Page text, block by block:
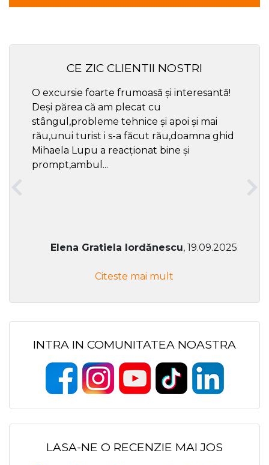
CE ZIC CLIENTII NOSTRI
O excursie foarte frumoasă și interesantă!
Deși părea că am plecat cu
stângul,probleme tehnice și apoi și mai
rău,unui turist i s-a făcut rău,doamna ghid
Mihaela Lupu a reacționat bine și
prompt,ambul...
Elena Gratiela Iordănescu, 19.09.2025
Citeste mai mult
INTRA IN COMUNITATEA NOASTRA
LASA-NE O RECENZIE MAI JOS